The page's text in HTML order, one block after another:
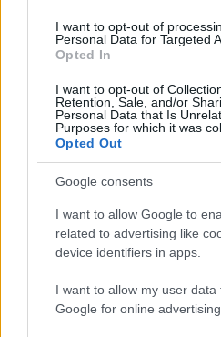
I want to opt-out of
Personal Data for Targeted
Opted In
I want to opt-out of
Retention, Sale, and/or
Personal Data that Is
Purposes for which it was
Opted Out
Google consents
I want to allow Google to
related to advertising like
device identifiers in apps.
I want to allow my user data
Google for online
Lavoro digitale: il governo
proteggere i lavoratori delle
Andrea Innocenti · 3 Ago 2026
C’è posta per te, stasera 25
anticipazioni
Controlli nel settore
allarmanti su lavoro e